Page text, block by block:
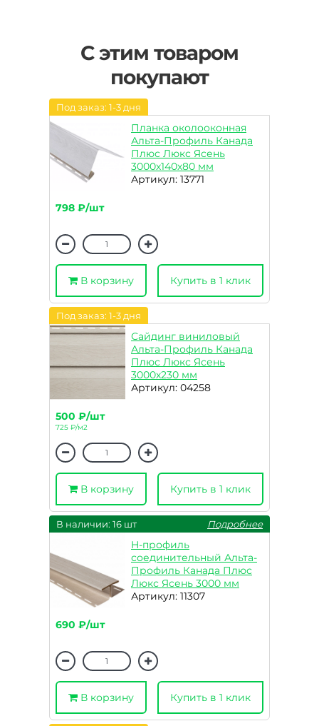
С этим товаром
покупают
Под заказ: 1-3 дня
Планка околооконная
Альта-Профиль Канада
Плюс Люкс Ясень
3000х140х80 мм
Артикул: 13771
798 ₽/шт
В корзину Купить в 1 клик
Под заказ: 1-3 дня
Сайдинг виниловый
Альта-Профиль Канада
Плюс Люкс Ясень
3000х230 мм
Артикул: 04258
500 ₽/шт
725 ₽/м2
В корзину Купить в 1 клик
В наличии: 16 шт Подробнее
H-профиль
соединительный Альта-
Профиль Канада Плюс
Люкс Ясень 3000 мм
Артикул: 11307
690 ₽/шт
В корзину Купить в 1 клик